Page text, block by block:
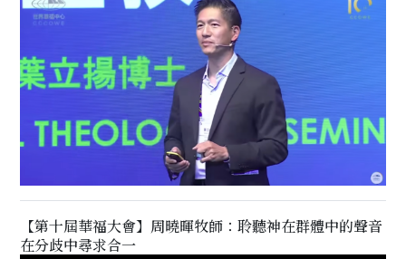
【第十屆華福大會】周曉暉牧師：聆聽神在群體中的聲音
在分歧中尋求合一